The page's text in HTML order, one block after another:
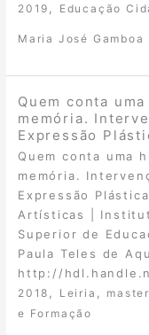
2019 , Educação
Maria José Gamboa
Quem conta
memória.
Expressão
Quem conta uma
memória.
Expressão
Artísticas |
Superior de
Paula Teles de
http://
2018 Leiria
e Formação